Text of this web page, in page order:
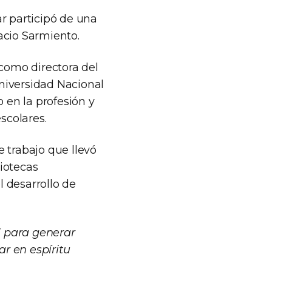
participó de una
Sarmiento.
directora del
Nacional
en la profesión y
trabajo que llevó
desarrollo de
para generar
en espíritu